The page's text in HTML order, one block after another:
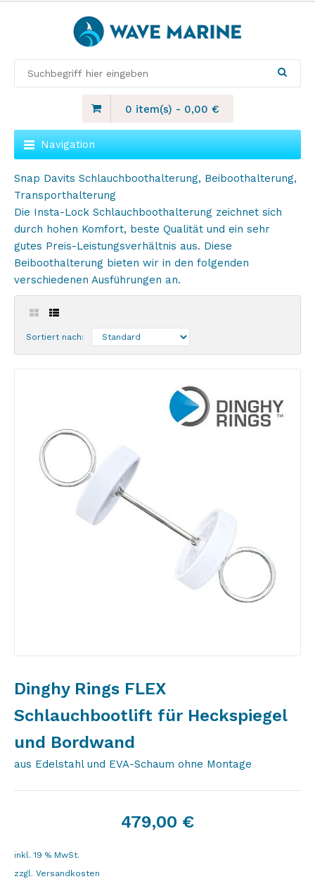
0 item(s) - 0,00 €
Navigation
Snap Davits Schlauchboothalterung, Beiboothalterung,
Transporthalterung
Die Insta-Lock Schlauchboothalterung zeichnet sich
durch hohen Komfort, beste Qualität und ein sehr
gutes Preis-Leistungsverhältnis aus. Diese
Beiboothalterung bieten wir in den folgenden
verschiedenen Ausführungen an.
Sortiert nach:
Dinghy Rings FLEX
Schlauchbootlift für Heckspiegel
und Bordwand
aus Edelstahl und EVA-Schaum ohne Montage
479,00 €
inkl. 19 % MwSt.
zzgl. Versandkosten